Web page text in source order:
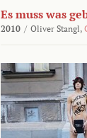
Es muss was
2010 / Oliver Stangl,